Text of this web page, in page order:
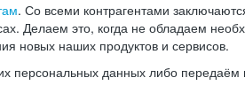
. Со всеми контрагентами
Делаем это, когда не обладаем
новых наших продуктов и сервисов.
персональных данных либо